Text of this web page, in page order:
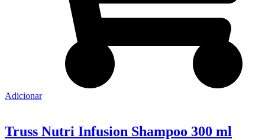
Adicionar
Truss Nutri Infusion Shampoo 300 ml